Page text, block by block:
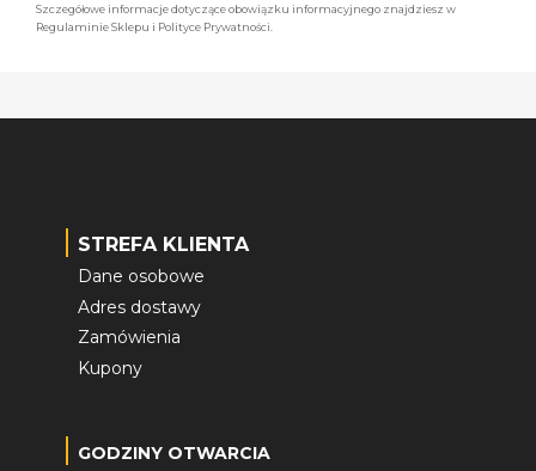
Szczegółowe informacje dotyczące obowiązku informacyjnego znajdziesz w
Regulaminie Sklepu i Polityce Prywatności.
STREFA KLIENTA
Dane osobowe
Adres dostawy
Zamówienia
Kupony
GODZINY OTWARCIA